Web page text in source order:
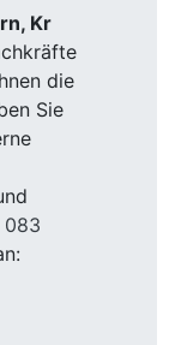
Kr
die
Sie
083